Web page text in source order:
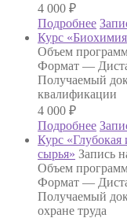
4 000 ₽
Подробнее
Курс
Объем
Формат —
Получаемый
квалификации
4 000 ₽
Подробнее
Курс «Глубокая
сырья» Запись
Объем
Формат —
Получаемый
охране труда